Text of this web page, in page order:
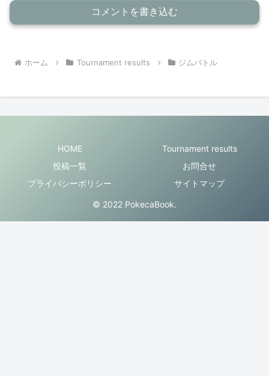
コメントを書き込む
ホーム Tournament results ジムバトル
HOME
Tournament results
投稿一覧
お問合せ
プライバシーポリシー
サイトマップ
© 2022 PokecaBook.